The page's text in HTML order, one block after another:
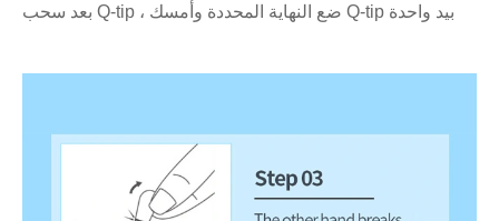
بعد سحب Q-tip ، ضع النهاية المحددة وأمسك Q-tip بيد واحدة